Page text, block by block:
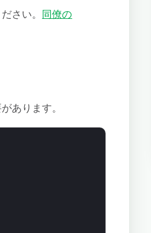
さい。 同僚の
あります。